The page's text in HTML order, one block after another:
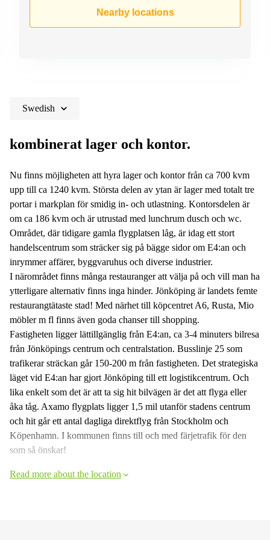
Amsterdam
Budapest
Commercial
Leases
Istanbul
Saudi
Nearby locations
Swedish
kombinerat lager och kontor.
Nu finns möjligheten att hyra lager och kontor från ca 700 kvm
upp till ca 1240 kvm. Största delen av ytan är lager med totalt tre
portar i markplan för smidig in- och utlastning. Kontorsdelen är
om ca 186 kvm och är utrustad med lunchrum dusch och wc.
Området, där tidigare gamla flygplatsen låg, är idag ett stort
handelscentrum som sträcker sig på bägge sidor om E4:an och
inrymmer affärer, byggvaruhus och diverse industrier.
I närområdet finns många restauranger att välja på och vill man ha
ytterligare alternativ finns inga hinder. Jönköping är landets femte
restaurangtätaste stad! Med närhet till köpcentret A6, Rusta, Mio
möbler m fl finns även goda chanser till shopping.
Fastigheten ligger lättillgänglig från E4:an, ca 3-4 minuters bilresa
från Jönköpings centrum och centralstation. Busslinje 25 som
trafikerar sträckan går 150-200 m från fastigheten. Det strategiska
läget vid E4:an har gjort Jönköping till ett logistikcentrum. Och
lika enkelt som det är att ta sig hit bilvägen är det att flyga eller
åka tåg. Axamo flygplats ligger 1,5 mil utanför stadens centrum
och hit går ett antal dagliga direktflyg från Stockholm och
Köpenhamn. I kommunen finns till och med färjetrafik för den
som så önskar!
Read more about the location